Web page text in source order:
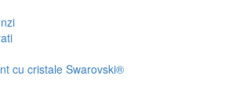
cu cristale Swarovski®